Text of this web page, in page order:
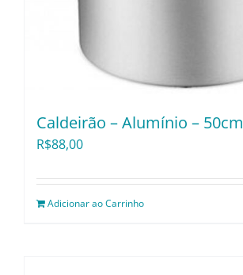
Caldeirão – Alumínio – 50cm
R$88,00
Adicionar ao Carrinho